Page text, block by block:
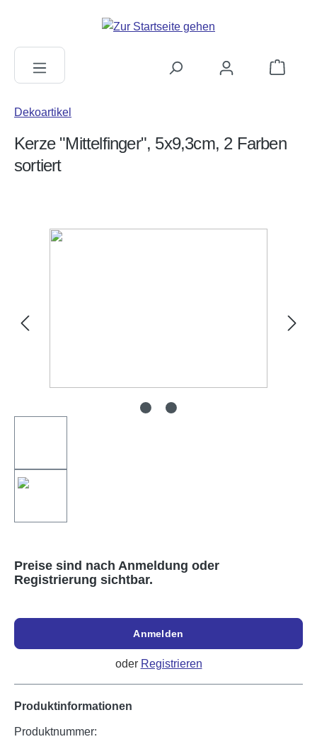
Dekoartikel
Kerze "Mittelfinger", 5x9,3cm, 2 Farben
sortiert
Bildergalerie überspringen
Preise sind nach Anmeldung oder
Registrierung sichtbar.
Anmelden
oder Registrieren
Produktinformationen
Produktnummer: